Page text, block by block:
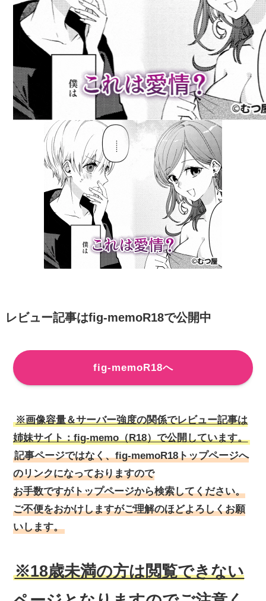
レビュー記事はfig-memoR18で公開中
fig-memoR18へ
※画像容量＆サーバー強度の関係でレビュー記事は
姉妹サイト：fig-memo（R18）で公開しています。
記事ページではなく、fig-memoR18トップページへ
のリンクになっておりますので
お手数ですがトップページから検索してください。
ご不便をおかけしますがご理解のほどよろしくお願
いします。
※18歳未満の方は閲覧できない